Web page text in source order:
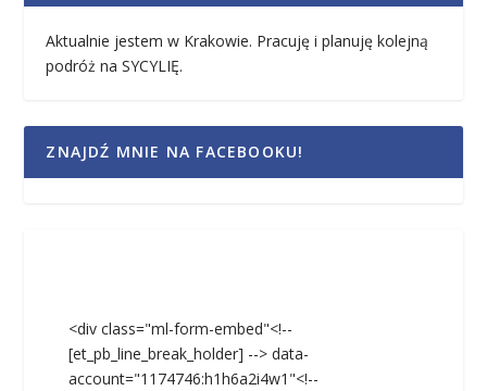
Aktualnie jestem w Krakowie. Pracuję i planuję kolejną
podróż na SYCYLIĘ.
ZNAJDŹ MNIE NA FACEBOOKU!
<div class="ml-form-embed"<!--
[et_pb_line_break_holder] --> data-
account="1174746:h1h6a2i4w1"<!--